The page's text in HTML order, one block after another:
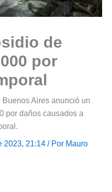
de
por
Aires anunció un
por daños causados a
2023, 21:14 / Por Mauro